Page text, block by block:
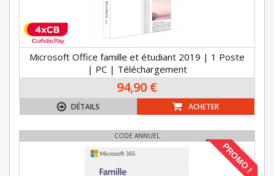
Microsoft Office famille et étudiant 2019 | 1 Poste
| PC | Téléchargement
94,90 €
DÉTAILS ACHETER
CODE ANNUEL
PROMO !